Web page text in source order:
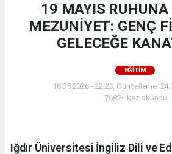
19 MAYIS RUHUNA
MEZUNİYET: GENÇ
GELECEĞE
EĞİTİM
18.05.2026 - 22:23, Güncelleme:
7682+ kez okundu.
Iğdır Üniversitesi İngiliz Dili ve